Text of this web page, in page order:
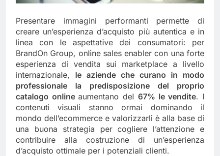
Presentare immagini performanti permette di
creare un’esperienza d’acquisto più autentica e in
linea con le aspettative dei consumatori: per
BrandOn Group, online sales enabler con una forte
esperienza di vendita sui marketplace a livello
internazionale, le aziende che curano in modo
professionale la predisposizione del proprio
catalogo onlineaumentano del 67% le vendite. I
contenuti visuali stanno ormai dominando il
mondo dell’ecommerce e valorizzarli è alla base di
una buona strategia per cogliere l’attenzione e
contribuire alla costruzione di un’esperienza
d’acquisto ottimale per i potenziali clienti.